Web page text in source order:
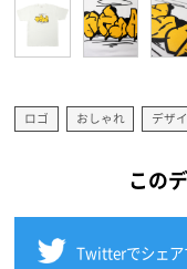
ロゴ おしゃれ デザ
この
Twitterでシェア